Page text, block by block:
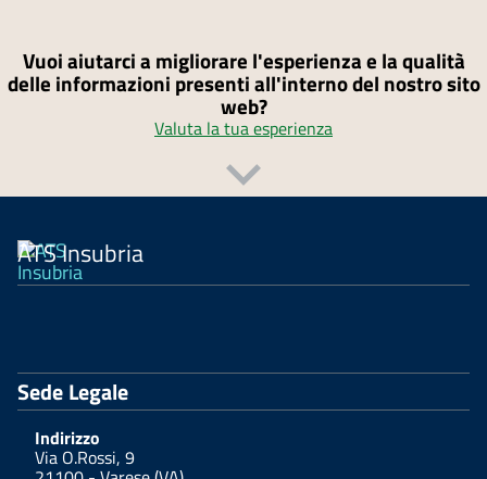
Vuoi aiutarci a migliorare l'esperienza e la qualità
delle informazioni presenti all'interno del nostro sito
web?
Valuta la tua esperienza
ATS Insubria
Sede Legale
Indirizzo
Via O.Rossi, 9